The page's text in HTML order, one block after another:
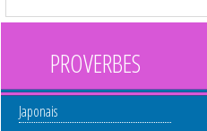
PROVERBES
Japonais